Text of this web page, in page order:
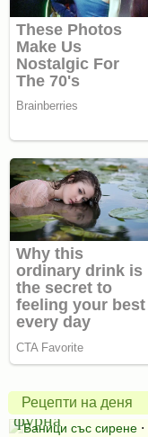
Рецепти на деня
Вита
баница
в
халогенна
фурна
Баници със сирене ⋅